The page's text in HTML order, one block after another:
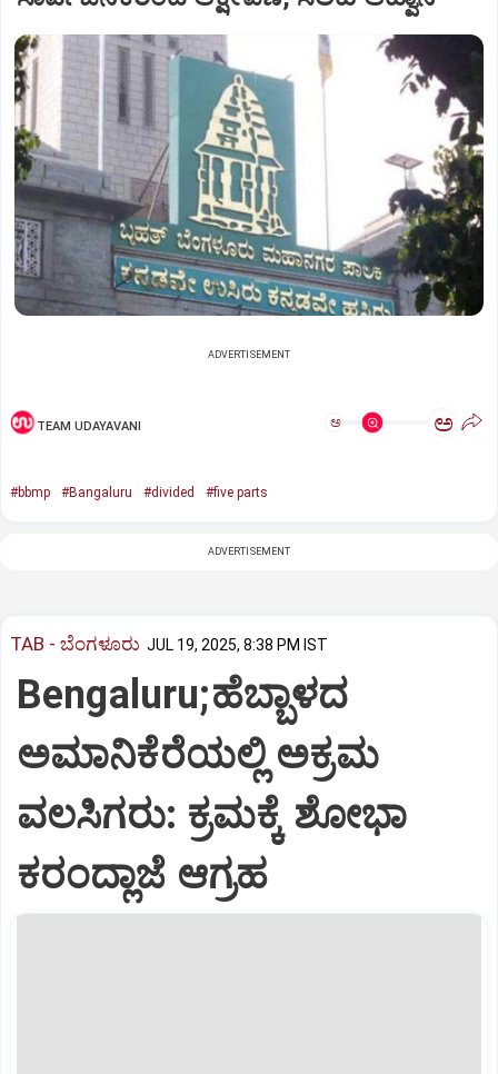
ADVERTISEMENT
TEAM UDAYAVANI ಅ ಅ
#bbmp #Bangaluru #divided #five parts
ADVERTISEMENT
TAB - ಬೆಂಗಳೂರು JUL 19, 2025, 8:38 PM IST
Bengaluru;ಹೆಬ್ಬಾಳದ
ಅಮಾನಿಕೆರೆಯಲ್ಲಿ ಅಕ್ರಮ
ವಲಸಿಗರು: ಕ್ರಮಕ್ಕೆ ಶೋಭಾ
ಕರಂದ್ಲಾಜೆ ಆಗ್ರಹ